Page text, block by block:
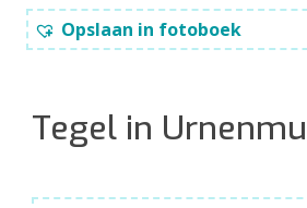
Opslaan in fotoboek
Tegel in